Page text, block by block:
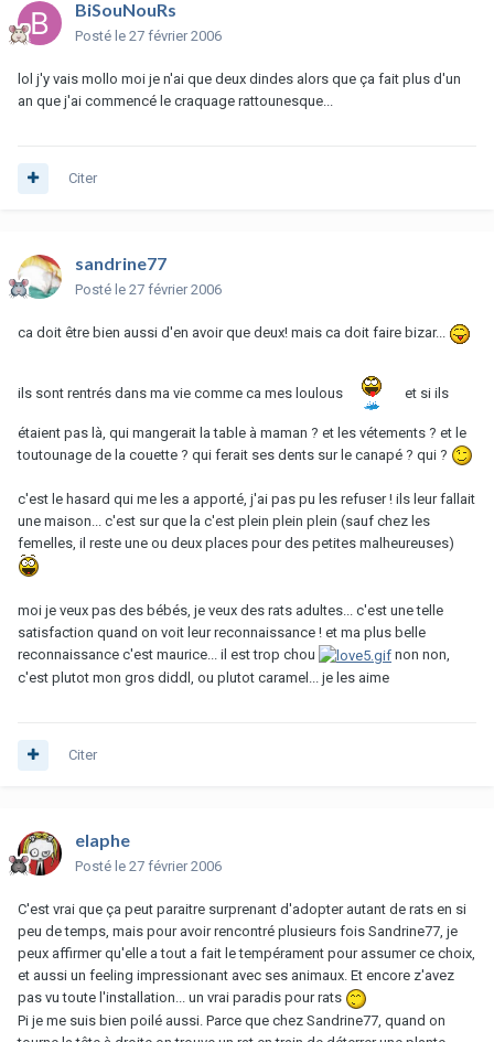
BiSouNouRs
Posté le 27 février 2006
lol j'y vais mollo moi je n'ai que deux dindes alors que ça fait plus d'un
an que j'ai commencé le craquage rattounesque...
Citer
sandrine77
Posté le 27 février 2006
ca doit être bien aussi d'en avoir que deux! mais ca doit faire bizar...
ils sont rentrés dans ma vie comme ca mes loulous et si ils
étaient pas là, qui mangerait la table à maman ? et les vétements ? et le
toutounage de la couette ? qui ferait ses dents sur le canapé ? qui ?
c'est le hasard qui me les a apporté, j'ai pas pu les refuser ! ils leur fallait
une maison... c'est sur que la c'est plein plein plein (sauf chez les
femelles, il reste une ou deux places pour des petites malheureuses)
moi je veux pas des bébés, je veux des rats adultes... c'est une telle
satisfaction quand on voit leur reconnaissance ! et ma plus belle
reconnaissance c'est maurice... il est trop chou
non non,
c'est plutot mon gros diddl, ou plutot caramel... je les aime
Citer
elaphe
Posté le 27 février 2006
C'est vrai que ça peut paraitre surprenant d'adopter autant de rats en si
peu de temps, mais pour avoir rencontré plusieurs fois Sandrine77, je
peux affirmer qu'elle a tout a fait le tempérament pour assumer ce choix,
et aussi un feeling impressionant avec ses animaux. Et encore z'avez
pas vu toute l'installation... un vrai paradis pour rats
Pi je me suis bien poilé aussi. Parce que chez Sandrine77, quand on